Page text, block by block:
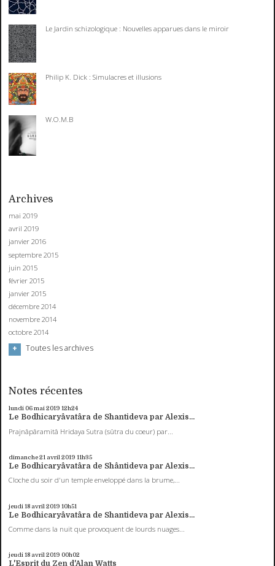
Le Jardin schizologique : Nouvelles apparues dans le miroir
Philip K. Dick : Simulacres et illusions
W.O.M.B
Archives
mai 2019
avril 2019
janvier 2016
septembre 2015
juin 2015
février 2015
janvier 2015
décembre 2014
novembre 2014
octobre 2014
Toutes les archives
Notes récentes
lundi 06mai 2019 12h24
Le Bodhicaryâvatâra de Shantideva par Alexis...
Prajnâpâramitâ Hridaya Sutra (sûtra du coeur) par...
dimanche 21 avril 2019 11h35
Le Bodhicaryâvatâra de Shântideva par Alexis...
Cloche du soir d'un temple enveloppé dans la brume,...
jeudi 18 avril 2019 10h51
Le Bodhicaryâvatâra de Shantideva par Alexis...
Comme dans la nuit que provoquent de lourds nuages...
jeudi 18 avril 2019 00h02
L'Esprit du Zen d'Alan Watts